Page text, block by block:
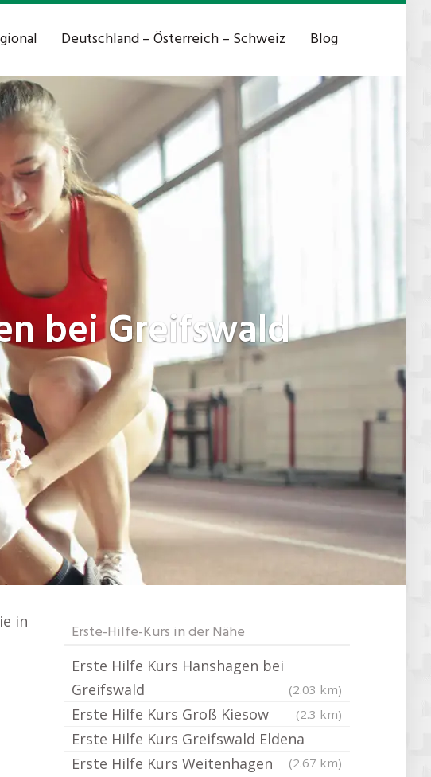
Deutschland – Österreich – Schweiz Blog
bei Greifswald
in
Erste-Hilfe-Kurs in der Nähe
Erste Hilfe Kurs Hanshagen bei
Greifswald
(2.03 km)
Erste Hilfe Kurs Groß Kiesow (2.3 km)
Erste Hilfe Kurs Greifswald Eldena
(2.67 km)
Erste Hilfe Kurs Weitenhagen